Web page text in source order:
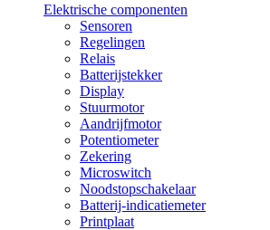
Elektrische componenten
Sensoren
Regelingen
Relais
Batterijstekker
Display
Stuurmotor
Aandrijfmotor
Potentiometer
Zekering
Microswitch
Noodstopschakelaar
Batterij-indicatiemeter
Printplaat